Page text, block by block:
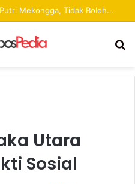
Pekan Raya ANTAM Hadirkan Ruang Promosi UMKM dan Hiburan bagi Masyarakat
Utara
Sosial